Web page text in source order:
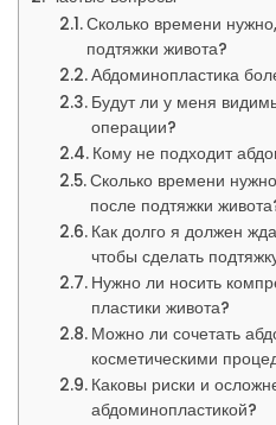
Сколько времени
подтяжки живота?
Абдоминопластика
Будут ли у меня
операции?
Кому не подходит
Сколько времени
после подтяжки
Как долго я должен
чтобы сделать
Нужно ли носить
пластики живота?
Можно ли сочетать
косметическими
Каковы риски и
абдоминопластикой?